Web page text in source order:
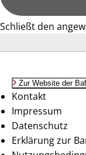
Schließt den
Zur Website der
Kontakt
Impressum
Datenschutz
Erklärung zur